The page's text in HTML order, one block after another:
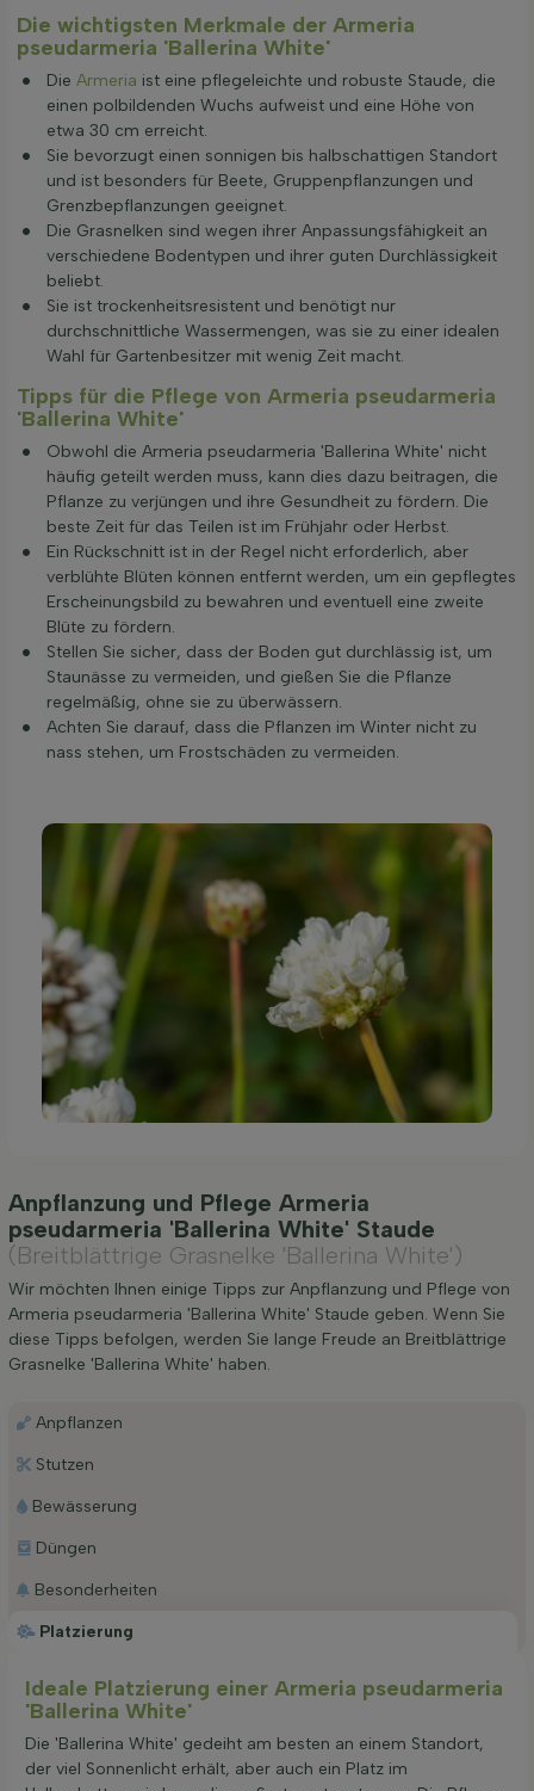
Die wichtigsten Merkmale der Armeria
pseudarmeria 'Ballerina White'
Die Armeria ist eine pflegeleichte und robuste Staude, die
einen polbildenden Wuchs aufweist und eine Höhe von
etwa 30 cm erreicht.
Sie bevorzugt einen sonnigen bis halbschattigen Standort
und ist besonders für Beete, Gruppenpflanzungen und
Grenzbepflanzungen geeignet.
Die Grasnelken sind wegen ihrer Anpassungsfähigkeit an
verschiedene Bodentypen und ihrer guten Durchlässigkeit
beliebt.
Sie ist trockenheitsresistent und benötigt nur
durchschnittliche Wassermengen, was sie zu einer idealen
Wahl für Gartenbesitzer mit wenig Zeit macht.
Tipps für die Pflege von Armeria pseudarmeria
'Ballerina White'
Obwohl die Armeria pseudarmeria 'Ballerina White' nicht
häufig geteilt werden muss, kann dies dazu beitragen, die
Pflanze zu verjüngen und ihre Gesundheit zu fördern. Die
beste Zeit für das Teilen ist im Frühjahr oder Herbst.
Ein Rückschnitt ist in der Regel nicht erforderlich, aber
verblühte Blüten können entfernt werden, um ein gepflegtes
Erscheinungsbild zu bewahren und eventuell eine zweite
Blüte zu fördern.
Stellen Sie sicher, dass der Boden gut durchlässig ist, um
Staunässe zu vermeiden, und gießen Sie die Pflanze
regelmäßig, ohne sie zu überwässern.
Achten Sie darauf, dass die Pflanzen im Winter nicht zu
nass stehen, um Frostschäden zu vermeiden.
Anpflanzung und Pflege Armeria
pseudarmeria 'Ballerina White' Staude
(Breitblättrige Grasnelke 'Ballerina White')
Wir möchten Ihnen einige Tipps zur Anpflanzung und Pflege von
Armeria pseudarmeria 'Ballerina White' Staude geben. Wenn Sie
diese Tipps befolgen, werden Sie lange Freude an Breitblättrige
Grasnelke 'Ballerina White' haben.
Platzierung
Anpflanzen
Stutzen
Bewässerung
Düngen
Besonderheiten
Ideale Platzierung einer Armeria pseudarmeria
'Ballerina White'
Die 'Ballerina White' gedeiht am besten an einem Standort,
der viel Sonnenlicht erhält, aber auch ein Platz im